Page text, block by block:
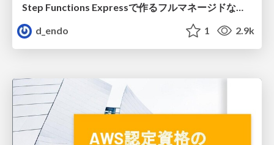
Step Functions Expressで作るフルマネージドなサーバーレスバッチ
d_endo
1 2.9k